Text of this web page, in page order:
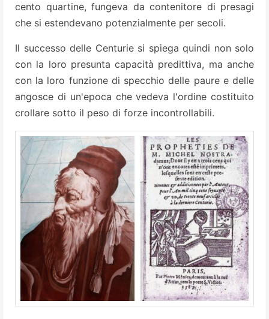
cento quartine, fungeva da contenitore di presagi
che si estendevano potenzialmente per secoli.
Il successo delle Centurie si spiega quindi non solo
con la loro presunta capacità predittiva, ma anche
con la loro funzione di specchio delle paure e delle
angosce di un'epoca che vedeva l'ordine costituito
crollare sotto il peso di forze incontrollabili.